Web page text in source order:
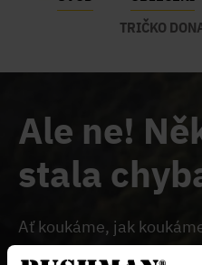
TRIČKO
Ale ne!
stala
Ať koukáme, jak
odkazem na našem